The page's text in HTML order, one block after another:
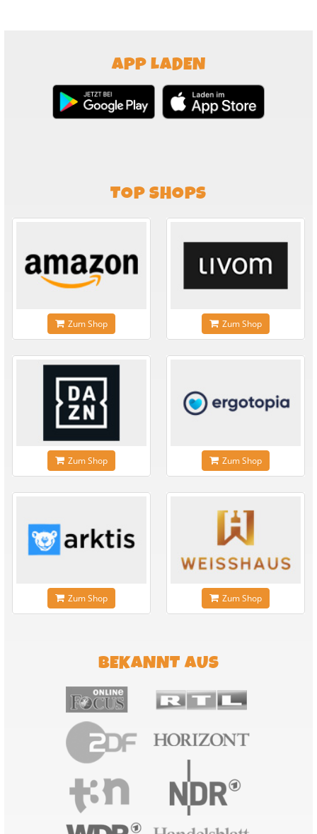
APP LADEN
TOP SHOPS
Zum Shop Zum Shop
Zum Shop Zum Shop
Zum Shop Zum Shop
BEKANNT AUS